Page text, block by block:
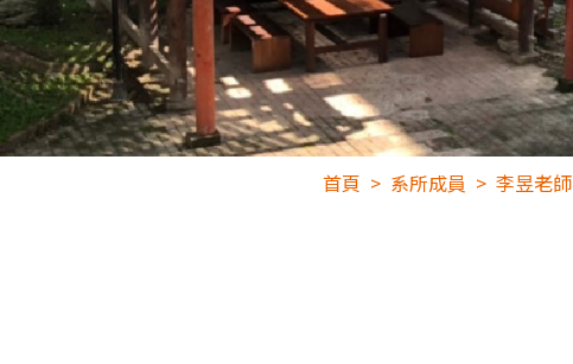
首頁 系所成員 李昱老師